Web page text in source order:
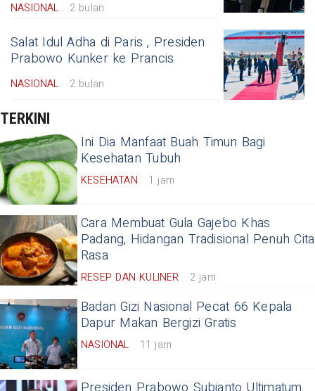
NASIONAL 2 bulan
Salat Idul Adha di Paris , Presiden
Prabowo Kunker ke Prancis
NASIONAL 2 bulan
TERKINI
Ini Dia Manfaat Buah Timun Bagi
Kesehatan Tubuh
KESEHATAN 1 jam
Cara Membuat Gula Gajebo Khas
Padang, Hidangan Tradisional Penuh Cita
Rasa
RESEP DAN KULINER 2 jam
Badan Gizi Nasional Pecat 66 Kepala
Dapur Makan Bergizi Gratis
NASIONAL 11 jam